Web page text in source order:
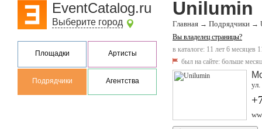
EventCatalog.ru
Выберите город
Площадки Артисты
Подрядчики Агентства
Unilumin
Главная → Подрядчики →
Вы владелец страницы?
в каталоге: 11 лет 6 месяцев
был на сайте: больше